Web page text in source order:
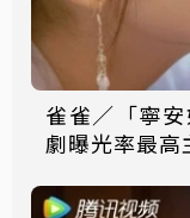
雀雀／「寧
劇曝光率最高